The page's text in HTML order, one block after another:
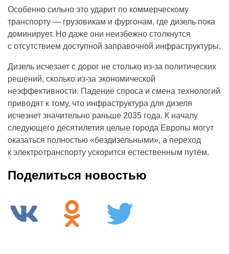
Особенно сильно это ударит по коммерческому
транспорту — грузовикам и фургонам, где дизель пока
доминирует. Но даже они неизбежно столкнутся
с отсутствием доступной заправочной инфраструктуры.
Дизель исчезает с дорог не столько из-за политических
решений, сколько из-за экономической
неэффективности. Падение спроса и смена технологий
приводят к тому, что инфраструктура для дизеля
исчезнет значительно раньше 2035 года. К началу
следующего десятилетия целые города Европы могут
оказаться полностью «безди́зельными», а переход
к электротранспорту ускорится естественным путём.
Поделиться новостью